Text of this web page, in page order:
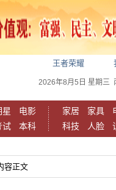
王者荣耀
2026年8月5日 星期三
星
电影
试 本科
家居 家具
科技
人脸
容正文